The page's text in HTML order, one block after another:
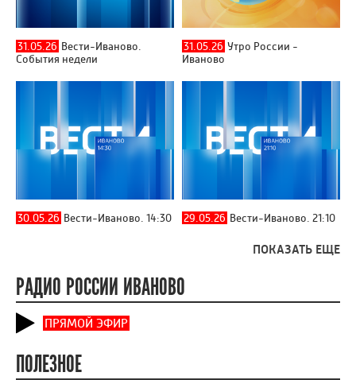
31.05.26 Вести-Иваново.
События недели
31.05.26 Утро России -
Иваново
30.05.26 Вести-Иваново. 14:30 29.05.26 Вести-Иваново. 21:10
ПОКАЗАТЬ ЕЩЕ
РАДИО РОССИИ ИВАНОВО
ПРЯМОЙ ЭФИР
ПОЛЕЗНОЕ